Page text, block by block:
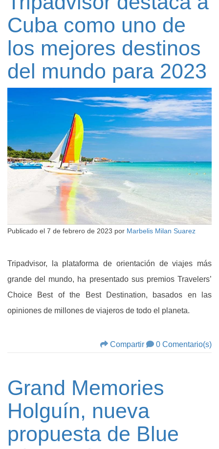
Cuba como uno de
los mejores destinos
del mundo para 2023
Publicado el 7 de febrero de 2023 por Marbelis Milan Suarez
Tripadvisor, la plataforma de orientación de viajes más
grande del mundo, ha presentado sus premios Travelers’
Choice Best of the Best Destination, basados en las
opiniones de millones de viajeros de todo el planeta.
Compartir 0 Comentario(s)
Grand Memories
Holguín, nueva
propuesta de Blue